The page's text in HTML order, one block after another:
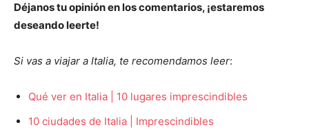
Déjanos tu opinión en los comentarios, ¡estaremos
deseando leerte!
Si vas a viajar a Italia, te recomendamos leer:
Qué ver en Italia | 10 lugares imprescindibles
10 ciudades de Italia | Imprescindibles